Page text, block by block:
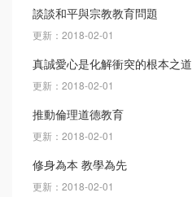
談談和平與宗教教育問題
更新：2018-02-01
真誠愛心是化解衝突的根本之道
更新：2018-02-01
推動倫理道德教育
更新：2018-02-01
修身為本 教學為先
更新：2018-02-01